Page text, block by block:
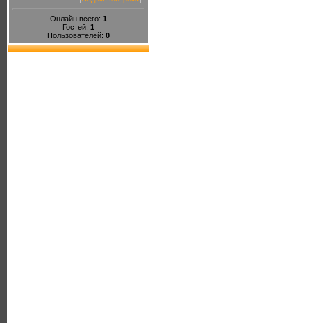
Онлайн всего: 1
Гостей: 1
Пользователей: 0